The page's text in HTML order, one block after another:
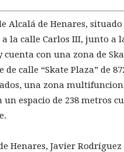
Alcalá de Henares,
la calle Carlos III, junto a
cuenta con una zona de
calle “Skate Plaza” de
una zona
un espacio de 238 metros
Henares, Javier